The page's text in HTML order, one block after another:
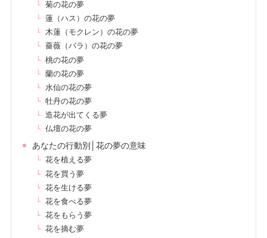
菊の花の夢
蓮（ハス）の花の夢
木蓮（モクレン）の花の夢
薔薇（バラ）の花の夢
桃の花の夢
蘭の花の夢
水仙の花の夢
牡丹の花の夢
造花が出てくる夢
仏壇の花の夢
あなたの行動別│花の夢の意味
花を植える夢
花を買う夢
花を生ける夢
花を食べる夢
花をもらう夢
花を摘む夢